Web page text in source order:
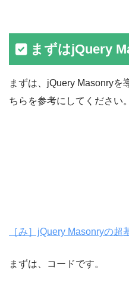
まずはjQuery
まずは、jQuery Masonryを
ちらを参考にしてください。
［み］jQuery Masonryの超
まずは、コードです。